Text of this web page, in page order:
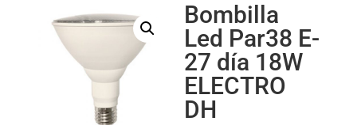
Bombilla
Led Par38 E-
27 día 18W
ELECTRO
DH